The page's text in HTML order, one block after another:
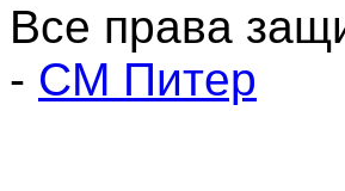
Все права
- СМ Питер